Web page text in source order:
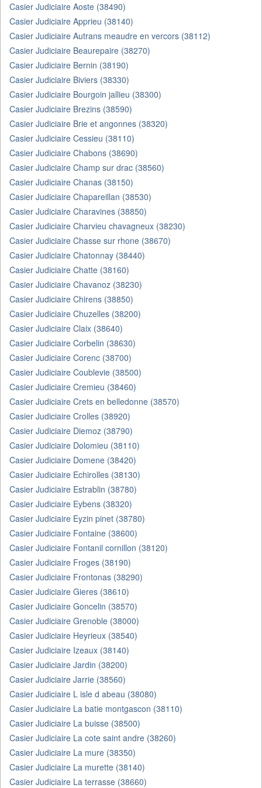
Casier Judiciaire Aoste (38490)
Casier Judiciaire Apprieu (38140)
Casier Judiciaire Autrans meaudre en vercors (38112)
Casier Judiciaire Beaurepaire (38270)
Casier Judiciaire Bernin (38190)
Casier Judiciaire Biviers (38330)
Casier Judiciaire Bourgoin jallieu (38300)
Casier Judiciaire Brezins (38590)
Casier Judiciaire Brie et angonnes (38320)
Casier Judiciaire Cessieu (38110)
Casier Judiciaire Chabons (38690)
Casier Judiciaire Champ sur drac (38560)
Casier Judiciaire Chanas (38150)
Casier Judiciaire Chapareillan (38530)
Casier Judiciaire Charavines (38850)
Casier Judiciaire Charvieu chavagneux (38230)
Casier Judiciaire Chasse sur rhone (38670)
Casier Judiciaire Chatonnay (38440)
Casier Judiciaire Chatte (38160)
Casier Judiciaire Chavanoz (38230)
Casier Judiciaire Chirens (38850)
Casier Judiciaire Chuzelles (38200)
Casier Judiciaire Claix (38640)
Casier Judiciaire Corbelin (38630)
Casier Judiciaire Corenc (38700)
Casier Judiciaire Coublevie (38500)
Casier Judiciaire Cremieu (38460)
Casier Judiciaire Crets en belledonne (38570)
Casier Judiciaire Crolles (38920)
Casier Judiciaire Diemoz (38790)
Casier Judiciaire Dolomieu (38110)
Casier Judiciaire Domene (38420)
Casier Judiciaire Echirolles (38130)
Casier Judiciaire Estrablin (38780)
Casier Judiciaire Eybens (38320)
Casier Judiciaire Eyzin pinet (38780)
Casier Judiciaire Fontaine (38600)
Casier Judiciaire Fontanil cornillon (38120)
Casier Judiciaire Froges (38190)
Casier Judiciaire Frontonas (38290)
Casier Judiciaire Gieres (38610)
Casier Judiciaire Goncelin (38570)
Casier Judiciaire Grenoble (38000)
Casier Judiciaire Heyrieux (38540)
Casier Judiciaire Izeaux (38140)
Casier Judiciaire Jardin (38200)
Casier Judiciaire Jarrie (38560)
Casier Judiciaire L isle d abeau (38080)
Casier Judiciaire La batie montgascon (38110)
Casier Judiciaire La buisse (38500)
Casier Judiciaire La cote saint andre (38260)
Casier Judiciaire La mure (38350)
Casier Judiciaire La murette (38140)
Casier Judiciaire La terrasse (38660)